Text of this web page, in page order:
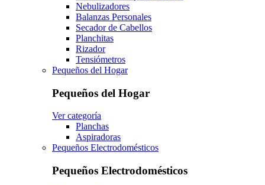
Nebulizadores
Balanzas Personales
Secador de Cabellos
Planchitas
Rizador
Tensiómetros
Pequeños del Hogar
Pequeños del Hogar
Ver categoría
Planchas
Aspiradoras
Pequeños Electrodomésticos
Pequeños Electrodomésticos